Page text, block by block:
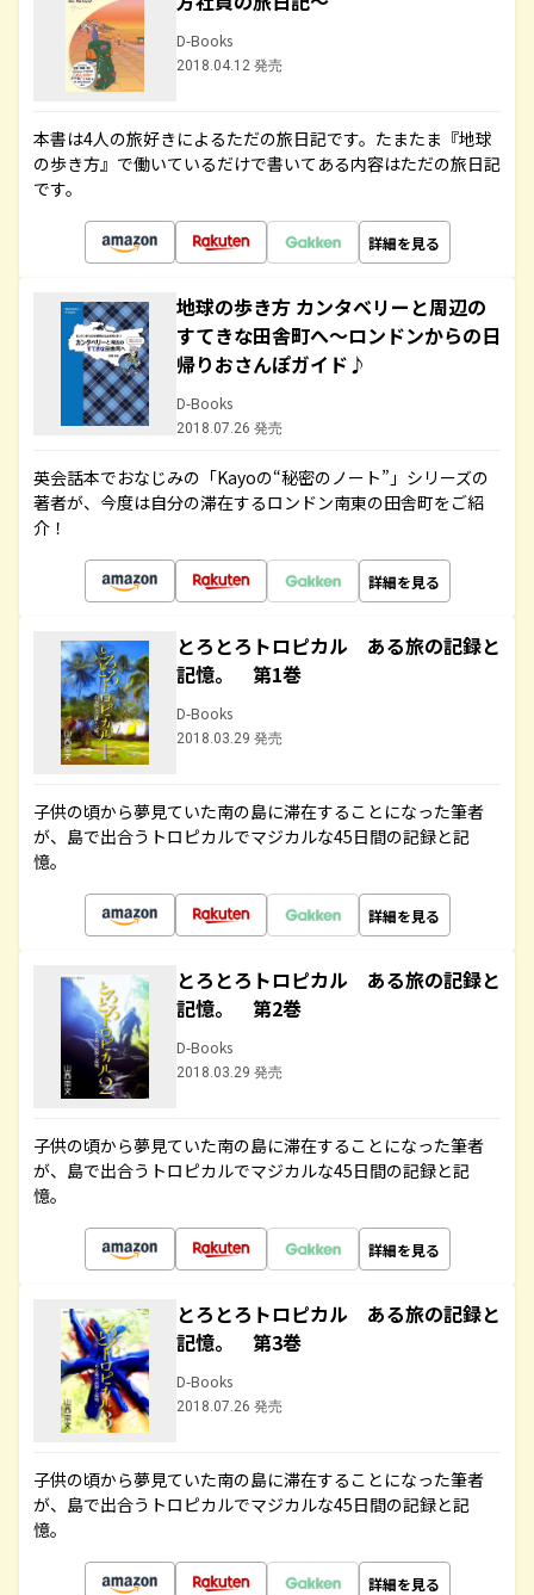
D-Books
2018.04.12 発売
本書は4人の旅好きによるただの旅日記です。たまたま『地球
の歩き方』で働いているだけで書いてある内容はただの旅日記
です。
詳細を見る
地球の歩き方 カンタベリーと周辺の
すてきな田舎町へ～ロンドンからの日
帰りおさんぽガイド♪
D-Books
2018.07.26 発売
英会話本でおなじみの「Kayoの“秘密のノート”」シリーズの
著者が、今度は自分の滞在するロンドン南東の田舎町をご紹
介！
詳細を見る
とろとろトロピカル ある旅の記録と
記憶。 第1巻
D-Books
2018.03.29 発売
子供の頃から夢見ていた南の島に滞在することになった筆者
が、島で出合うトロピカルでマジカルな45日間の記録と記
憶。
詳細を見る
とろとろトロピカル ある旅の記録と
記憶。 第2巻
D-Books
2018.03.29 発売
子供の頃から夢見ていた南の島に滞在することになった筆者
が、島で出合うトロピカルでマジカルな45日間の記録と記
憶。
詳細を見る
とろとろトロピカル ある旅の記録と
記憶。 第3巻
D-Books
2018.07.26 発売
子供の頃から夢見ていた南の島に滞在することになった筆者
が、島で出合うトロピカルでマジカルな45日間の記録と記
憶。
詳細を見る